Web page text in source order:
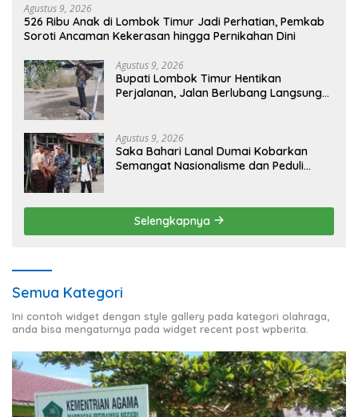
Agustus 9, 2026
526 Ribu Anak di Lombok Timur Jadi Perhatian, Pemkab
Soroti Ancaman Kekerasan hingga Pernikahan Dini
Agustus 9, 2026
Bupati Lombok Timur Hentikan
Perjalanan, Jalan Berlubang Langsung
Agustus 9, 2026
Saka Bahari Lanal Dumai Kobarkan
Semangat Nasionalisme dan Peduli
Selengkapnya
Semua Kategori
Ini contoh widget dengan style gallery pada kategori olahraga,
anda bisa mengaturnya pada widget recent post wpberita.